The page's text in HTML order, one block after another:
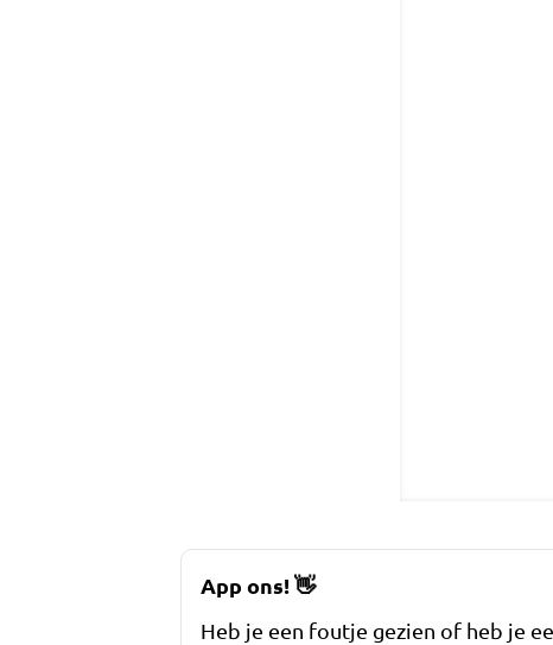
App ons!👋
Heb je een foutje gezien of heb je